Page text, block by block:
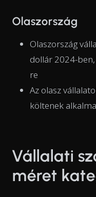
Olaszország
Olaszország
dollár 2024-
re
Az olasz
költenek
Vállalati
méret